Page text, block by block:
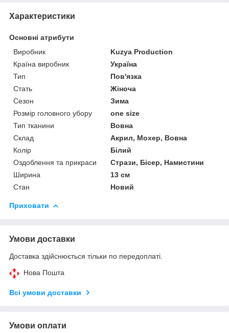
Характеристики
Основні атрибути
Виробник
Kuzya Production
Країна виробник
Україна
Тип
Пов'язка
Стать
Жіноча
Сезон
Зима
Розмір головного убору
one size
Тип тканини
Вовна
Склад
Акрил, Мохер, Вовна
Колір
Білий
Оздоблення та прикраси
Стрази, Бісер, Намистини
Ширина
13 см
Стан
Новий
Приховати
Умови доставки
Доставка здійснюється тільки по передоплаті.
Нова Пошта
Всі умови доставки
Умови оплати